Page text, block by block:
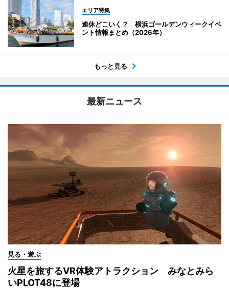
エリア特集
連休どこいく？ 横浜ゴールデンウィークイベ
ント情報まとめ（2026年）
もっと見る
最新ニュース
見る・遊ぶ
火星を旅するVR体験アトラクション みなとみら
いPLOT48に登場